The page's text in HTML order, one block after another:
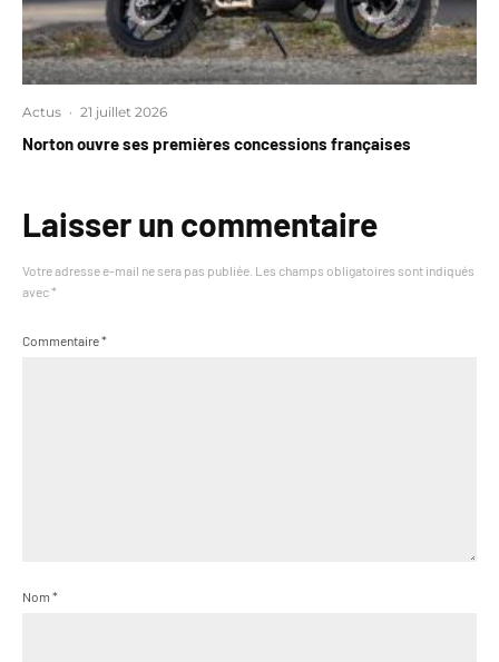
Actus · 21 juillet 2026
Norton ouvre ses premières concessions françaises
Laisser un commentaire
Votre adresse e-mail ne sera pas publiée. Les champs obligatoires sont indiqués
avec *
Commentaire*
Nom *